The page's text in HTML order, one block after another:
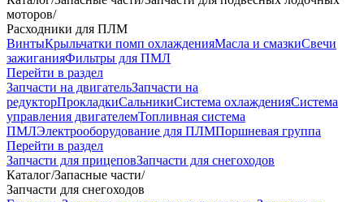
моторов/
Расходники для ПЛМ
ВинтыКрыльчатки помп охлажденияМасла и смазкиСвечи
зажиганияФильтры для ПМЛ
Перейти в раздел
Запчасти на двигательЗапчасти на
редукторПрокладкиСальникиСистема охлажденияСистема
управления двигателемТопливная система
ПМЛЭлектрооборудование для ПЛМПоршневая группа
Перейти в раздел
Запчасти для прицеповЗапчасти для снегоходов
Каталог/Запасные части/
Запчасти для снегоходов